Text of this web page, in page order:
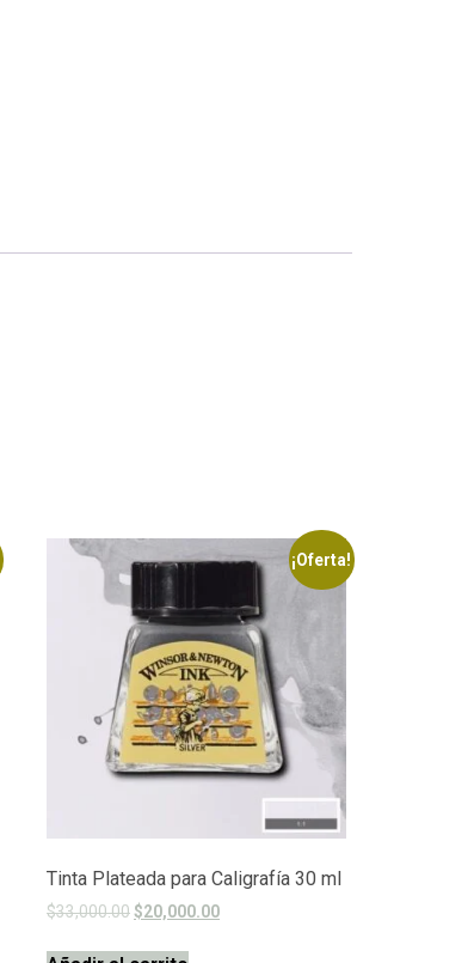
¡Oferta!
Tinta Plateada para Caligrafía 30 ml
$33,000.00$20,000.00